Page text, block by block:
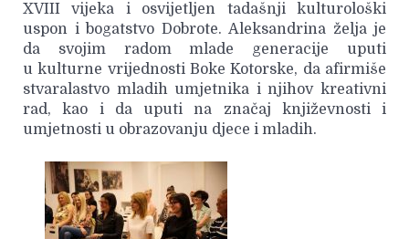
XVIII vijeka i osvijetljen tadašnji kulturološki
uspon i bogatstvo Dobrote. Aleksandrina želja je
da svojim radom mlade generacije uputi
u kulturne vrijednosti Boke Kotorske, da afirmiše
stvaralastvo mladih umjetnika i njihov kreativni
rad, kao i da uputi na značaj književnosti i
umjetnosti u obrazovanju djece i mladih.